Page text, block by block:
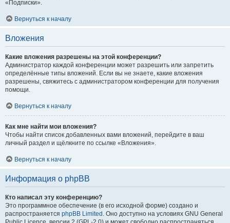
«Подписки».
Вернуться к началу
Вложения
Какие вложения разрешены на этой конференции?
Администратор каждой конференции может разрешить или запретить
определённые типы вложений. Если вы не знаете, какие вложения
разрешены, свяжитесь с администратором конференции для получения
помощи.
Вернуться к началу
Как мне найти мои вложения?
Чтобы найти список добавленных вами вложений, перейдите в ваш
личный раздел и щёлкните по ссылке «Вложения».
Вернуться к началу
Информация о phpBB
Кто написал эту конференцию?
Это программное обеспечение (в его исходной форме) создано и
распространяется phpBB Limited . Оно доступно на условиях GNU General